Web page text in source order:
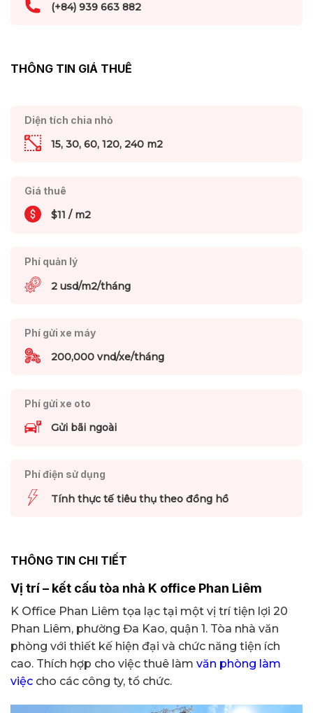
(+84) 939 663 882
THÔNG TIN GIÁ THUÊ
Diện tích chia nhỏ
15, 30, 60, 120, 240 m2
Giá thuê
$11 / m2
Phí quản lý
2 usd/m2/tháng
Phí gửi xe máy
200,000 vnd/xe/tháng
Phí gửi xe oto
Gửi bãi ngoài
Phí điện sử dụng
Tính thực tế tiêu thụ theo đồng hồ
THÔNG TIN CHI TIẾT
Vị trí – kết cấu tòa nhà K office Phan Liêm
K Office Phan Liêm tọa lạc tại một vị trí tiện lợi 20
Phan Liêm, phường Đa Kao, quận 1. Tòa nhà văn
phòng với thiết kế hiện đại và chức năng tiện ích
cao. Thích hợp cho việc thuê làm văn phòng làm
việc cho các công ty, tổ chức.